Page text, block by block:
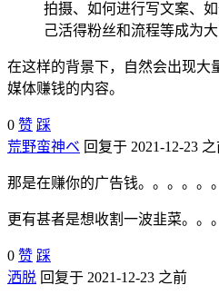
拍摄、如何进行写文案、
己活得粉丝和流程等成为
在这样的背景下，自然会出现大
媒体赚钱的内容。
0 赞 踩
荒野蛮神ベ 回复于 2021-12-23
那是在赚你的广告钱。。。。。。
更有甚者是想收割一波韭菜。。
0 赞 踩
洒脱 回复于 2021-12-23 之前